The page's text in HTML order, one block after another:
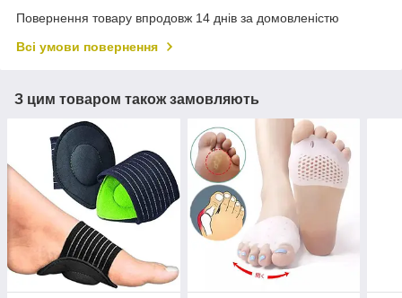
Повернення товару впродовж 14 днів за домовленістю
Всі умови повернення
З цим товаром також замовляють